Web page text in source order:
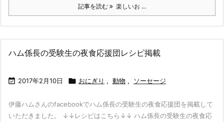
記事を読む 楽しいお ...
ハム係長の受験生の夜食応援団レシピ掲載
 2017年2月10日  おにぎり , 動物 , ソーセージ
伊藤ハムさんのfacebookでハム係長の受験生の夜食応援団を掲載して
いただきました。 ↓↓レシピはこちら↓↓ ハム係長の受験生の夜食応